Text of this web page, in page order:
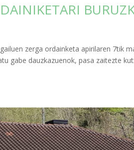
zerga ordainketa apirilaren 7tik
gabe dauzkazuenok, pasa zaitezte